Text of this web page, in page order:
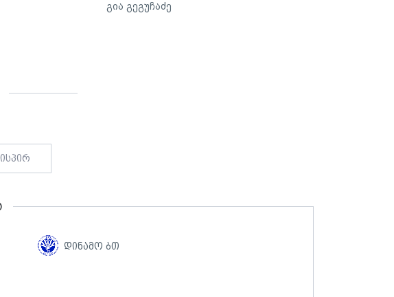
გია გეგუჩაძე
დინამო ბთ